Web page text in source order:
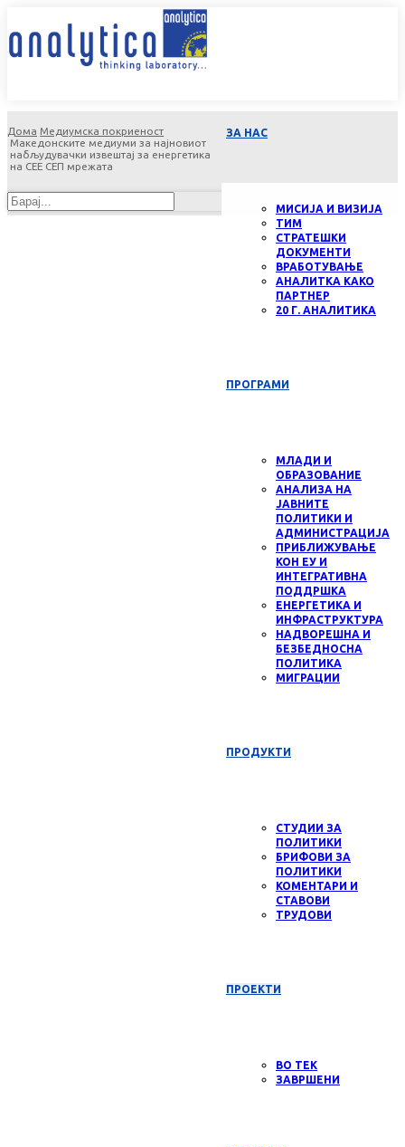
ЗА НАС
МИСИЈА И ВИЗИЈА
ТИМ
СТРАТЕШКИ
ДОКУМЕНТИ
ВРАБОТУВАЊЕ
АНАЛИТКА КАКО
ПАРТНЕР
20 Г. АНАЛИТИКА
ПРОГРАМИ
МЛАДИ И
ОБРАЗОВАНИЕ
АНАЛИЗА НА
ЈАВНИТЕ
ПОЛИТИКИ И
АДМИНИСТРАЦИЈА
ПРИБЛИЖУВАЊЕ
КОН ЕУ И
ИНТЕГРАТИВНА
ПОДДРШКА
ЕНЕРГЕТИКА И
ИНФРАСТРУКТУРА
НАДВОРЕШНА И
БЕЗБЕДНОСНА
ПОЛИТИКА
МИГРАЦИИ
ПРОДУКТИ
СТУДИИ ЗА
ПОЛИТИКИ
БРИФОВИ ЗА
ПОЛИТИКИ
КОМЕНТАРИ И
СТАВОВИ
ТРУДОВИ
ПРОЕКТИ
ВО ТЕК
ЗАВРШЕНИ
Дома Медиумска покриеност
Македонските медиуми за најновиот
набљудувачки извештај за енергетика
на СЕЕ СЕП мрежата